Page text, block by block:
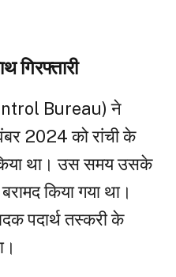
गिरफ्तारी
Bureau) ने
2024 को रांची के
था। उस समय उसके
किया गया था।
पदार्थ तस्करी के